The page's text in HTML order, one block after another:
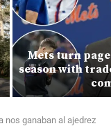
Mets turn
season with
nos ganaban al ajedrez